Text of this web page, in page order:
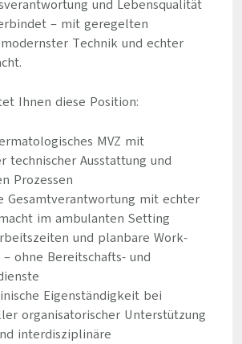
und Lebensqualität
– mit geregelten
Technik und echter
Ihnen diese Position:
MVZ mit
technischer Ausstattung und
Prozessen
Gesamtverantwortung mit echter
im ambulanten Setting
und planbare Work-
– ohne Bereitschafts- und
Eigenständigkeit bei
organisatorischer Unterstützung
interdisziplinäre